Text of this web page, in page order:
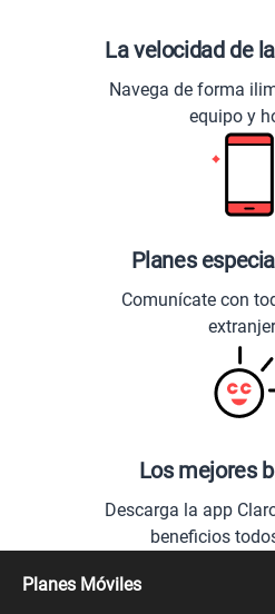
La velocidad de
Navega de forma
equipo y
Planes
Comunícate con
Los mejores
Descarga la app
beneficios
Planes Móviles